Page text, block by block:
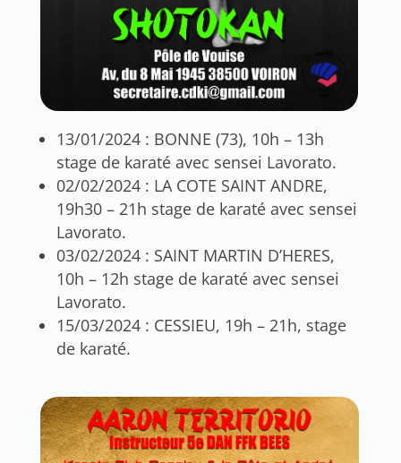
13/01/2024 : BONNE (73), 10h – 13h
stage de karaté avec sensei Lavorato.
02/02/2024 : LA COTE SAINT ANDRE,
19h30 – 21h stage de karaté avec sensei
Lavorato.
03/02/2024 : SAINT MARTIN D’HERES,
10h – 12h stage de karaté avec sensei
Lavorato.
15/03/2024 : CESSIEU, 19h – 21h, stage
de karaté.